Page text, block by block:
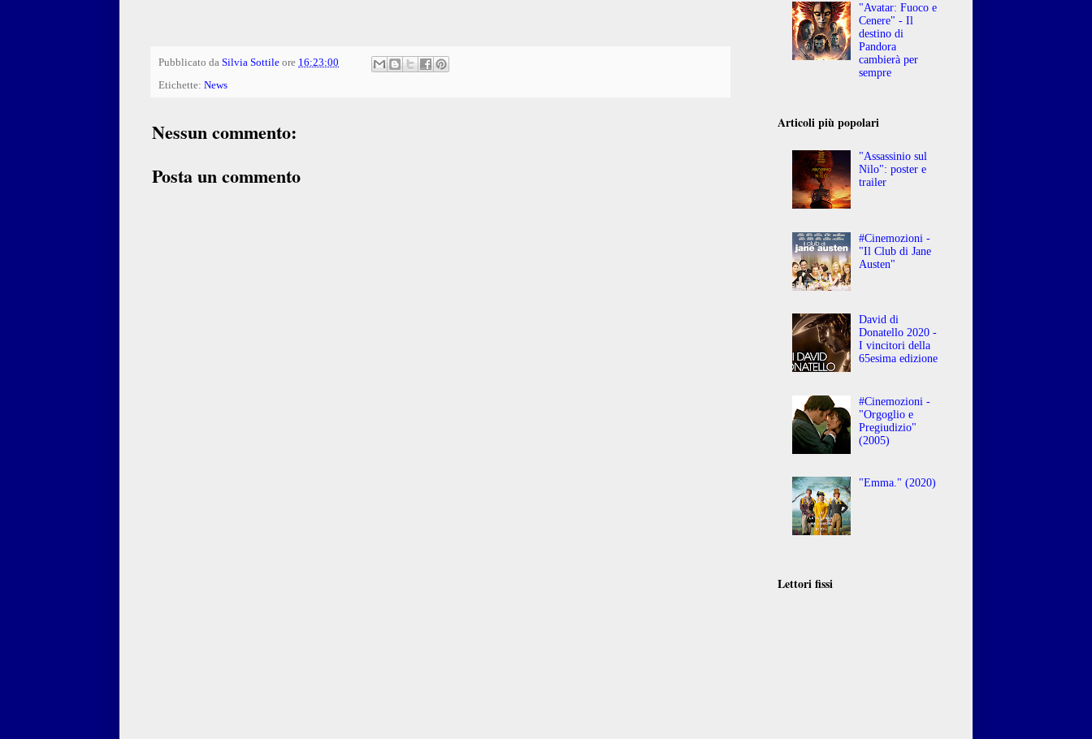
Pubblicato da Silvia Sottile ore 16:23:00
Etichette: News
Nessun commento:
Posta un commento
"Avatar: Fuoco e
Cenere" - Il
destino di
Pandora
cambierà per
sempre
Articoli più popolari
"Assassinio sul
Nilo": poster e
trailer
#Cinemozioni -
"Il Club di Jane
Austen"
David di
Donatello 2020 -
I vincitori della
65esima edizione
#Cinemozioni -
"Orgoglio e
Pregiudizio"
(2005)
"Emma." (2020)
Lettori fissi